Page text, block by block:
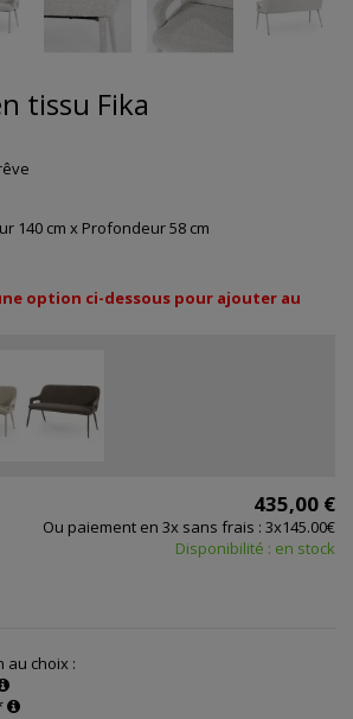
tissu Fika
140 cm x Profondeur 58 cm
option ci-dessous pour ajouter au
435,00 €
Ou paiement en 3x sans frais : 3x145.00€
Disponibilité : en stock
au choix :